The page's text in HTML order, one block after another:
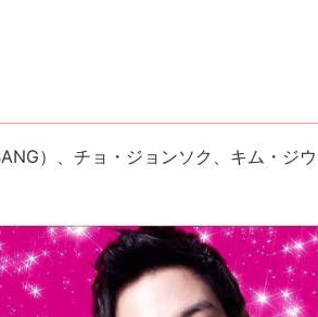
） 、チョ・ジョンソク、キム・ジウ